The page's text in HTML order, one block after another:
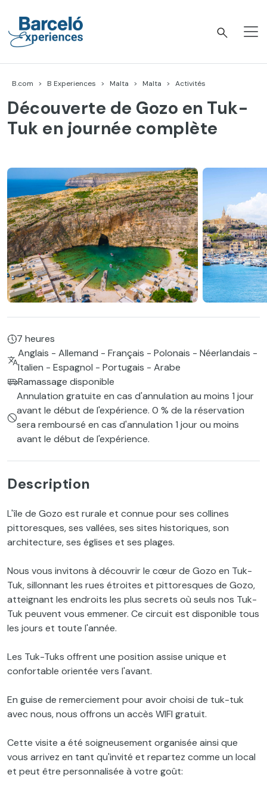
contenu
B.com B Experiences Malta Malta Activités
Découverte de Gozo en Tuk-
Tuk en journée complète
7 heures
Anglais - Allemand - Français - Polonais - Néerlandais -
Italien - Espagnol - Portugais - Arabe
Ramassage disponible
Annulation gratuite en cas d'annulation au moins 1 jour
avant le début de l'expérience. 0 % de la réservation
sera remboursé en cas d'annulation 1 jour ou moins
avant le début de l'expérience.
Description
L'île de Gozo est rurale et connue pour ses collines
pittoresques, ses vallées, ses sites historiques, son
architecture, ses églises et ses plages.
Nous vous invitons à découvrir le cœur de Gozo en Tuk-
Tuk, sillonnant les rues étroites et pittoresques de Gozo,
atteignant les endroits les plus secrets où seuls nos Tuk-
Tuk peuvent vous emmener. Ce circuit est disponible tous
les jours et toute l'année.
Les Tuk-Tuks offrent une position assise unique et
confortable orientée vers l'avant.
En guise de remerciement pour avoir choisi de tuk-tuk
avec nous, nous offrons un accès WIFI gratuit.
Cette visite a été soigneusement organisée ainsi que
vous arrivez en tant qu'invité et repartez comme un local
et peut être personnalisée à votre goût: